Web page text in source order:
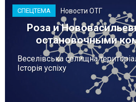
СПЕЦТЕМА Новости ОТГ
Роза и
остановочными
Веселівська селищна
Історія успіху